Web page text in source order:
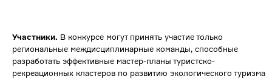
Участники. В конкурсе могут принять участие только
региональные междисциплинарные команды, способные
разработать эффективные мастер-планы туристско-
рекреационных кластеров по развитию экологического туризма